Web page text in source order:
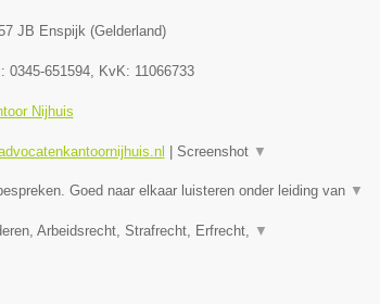
JB Enspijk(Gelderland)
0345-651594, KvK: 11066733
Nijhuis
Screenshot ▼
Goed naar elkaar luisteren onder leiding van ▼
Arbeidsrecht, Strafrecht, Erfrecht, ▼